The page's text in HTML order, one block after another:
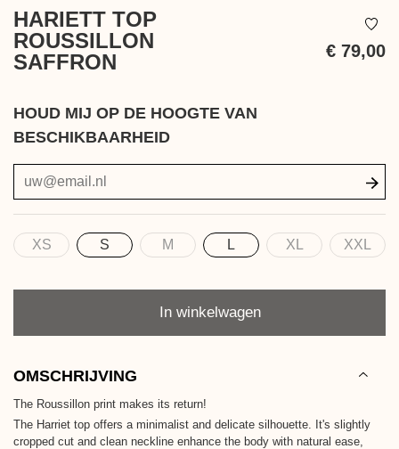
HARIETT TOP
ROUSSILLON
SAFFRON
€ 79,00
HOUD MIJ OP DE HOOGTE VAN
BESCHIKBAARHEID
Maat
XS S M L XL XXL
In winkelwagen
OMSCHRIJVING
The Roussillon print makes its return!
The Harriet top offers a minimalist and delicate silhouette. It's slightly
cropped cut and clean neckline enhance the body with natural ease,